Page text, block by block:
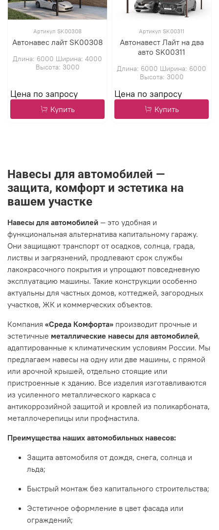
Артикул SK00308
Автонавес лайт SK00308
Длина: 6000 Ширина: 4000
Высота: 3000
Купить
Артикул SK00311
Автонавест Лайт на два
авто SK00311
Длина: 6000 Ширина: 6000
Высота: 3000
Купить
Навесы для автомобилей —
защита, комфорт и эстетика на
вашем участке
Навесы для автомобилей — это удобная и
функциональная альтернатива капитальному гаражу.
Они защищают транспорт от осадков, солнца, града,
листвы и загрязнений, продлевают срок службы
лакокрасочного покрытия и упрощают повседневную
эксплуатацию машины. Такие конструкции особенно
актуальны для частных домов, коттеджей, загородных
участков, ЖК и коммерческих объектов.
Компания «Среда Комфорта» производит прочные и
эстетичные металлические навесы для автомобилей,
адаптированные к климатическим условиям России. Мы
предлагаем навесы на одну или две машины, с прямой
или арочной крышей, отдельно стоящие или
пристроенные к зданию. Все изделия изготавливаются
из усиленного металлического каркаса с
антикоррозийной защитой и кровлей из поликарбоната,
металлочерепицы или профнастила.
Преимущества наших автомобильных навесов:
Защита автомобиля от дождя, снега, солнца и
льда;
Быстрый монтаж без капитального строительства;
Эстетичное оформление в цвет фасада или
ограждений;